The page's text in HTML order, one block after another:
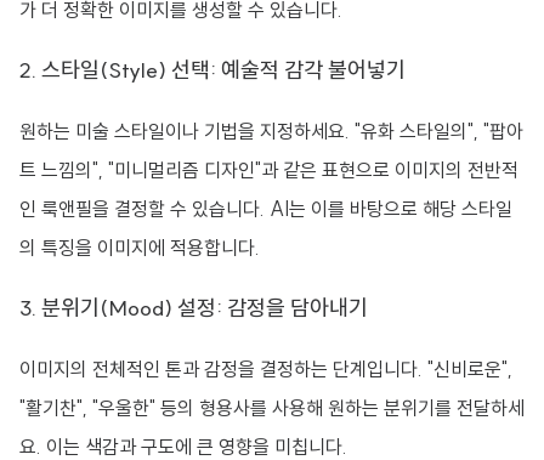
가 더 정확한 이미지를 생성할 수 있습니다.
2. 스타일(Style) 선택: 예술적 감각 불어넣기
원하는 미술 스타일이나 기법을 지정하세요. "유화 스타일의", "팝아
트 느낌의", "미니멀리즘 디자인"과 같은 표현으로 이미지의 전반적
인 룩앤필을 결정할 수 있습니다. AI는 이를 바탕으로 해당 스타일
의 특징을 이미지에 적용합니다.
3. 분위기(Mood) 설정: 감정을 담아내기
이미지의 전체적인 톤과 감정을 결정하는 단계입니다. "신비로운",
"활기찬", "우울한" 등의 형용사를 사용해 원하는 분위기를 전달하세
요. 이는 색감과 구도에 큰 영향을 미칩니다.